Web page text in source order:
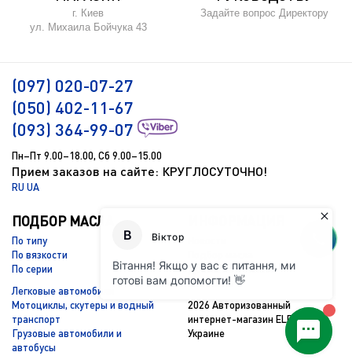
г. Киев
ул. Михаила Бойчука 43
Задайте вопрос Директору
(097) 020-07-27
(050) 402-11-67
(093) 364-99-07
Пн–Пт 9.00–18.00, Сб 9.00–15.00
Прием заказов на сайте: КРУГЛОСУТОЧНО!
RU UA
ПОДБОР МАСЛА
По типу
По вязкости
По серии
Легковые автомобили
Мотоциклы, скутеры и водный
транспорт
Грузовые автомобили и
автобусы
Доставка и оплата
Контакты
2026 Авторизованный
интернет-магазин ELF Total в
Украине